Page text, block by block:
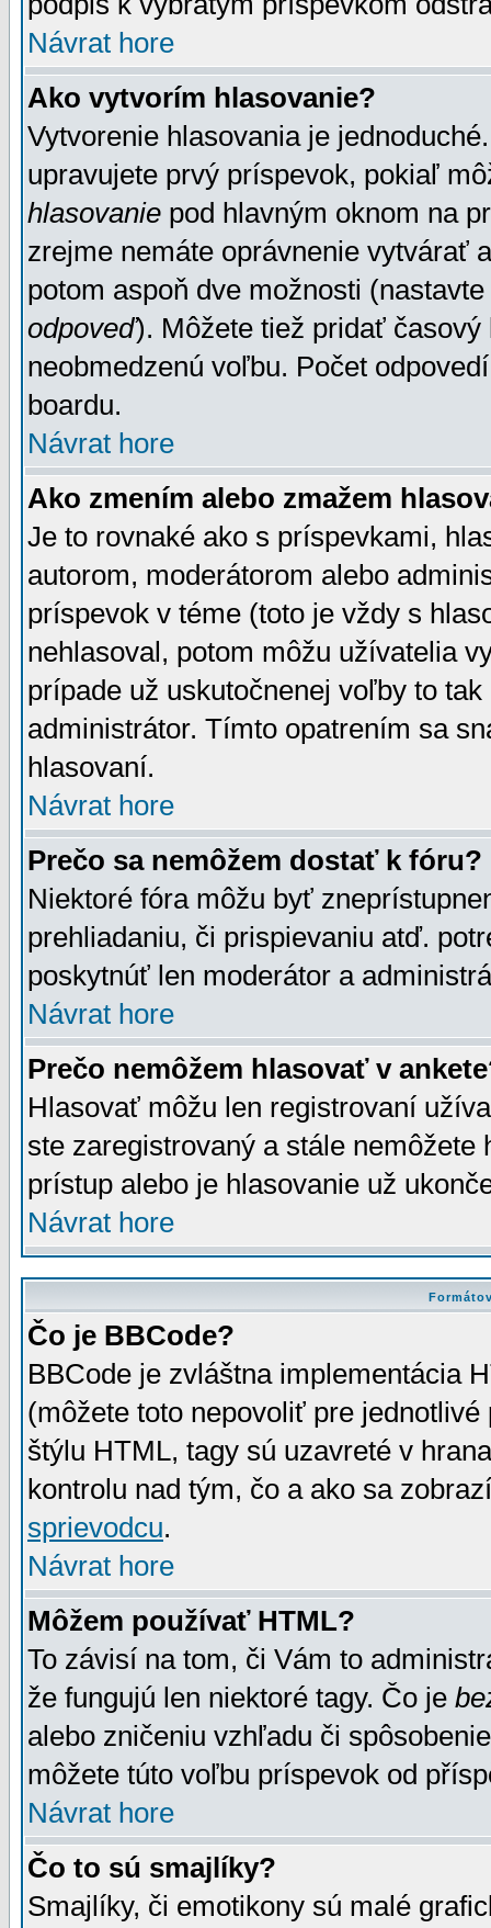
Návrat hore
Ako vytvorím hlasovanie?
Vytvorenie hlasovania je
upravujete prvý príspevok, pokiaľ
hlasovanie pod hlavným oknom na
zrejme nemáte oprávnenie vytvárať
potom aspoň dve možnosti
odpoveď). Môžete tiež pridať
neobmedzenú voľbu. Počet
boardu.
Návrat hore
Ako zmením alebo zmažem
Je to rovnaké ako s príspevkami,
autorom, moderátorom alebo
príspevok v téme (toto je vždy s
nehlasoval, potom môžu užívatelia
prípade už uskutočnenej voľby to
administrátor. Tímto opatrením sa
hlasovaní.
Návrat hore
Prečo sa nemôžem dostať k fóru?
Niektoré fóra môžu byť
prehliadaniu, či prispievaniu atď.
poskytnúť len moderátor a
Návrat hore
Prečo nemôžem hlasovať v
Hlasovať môžu len registrovaní
ste zaregistrovaný a stále
prístup alebo je hlasovanie už
Návrat hore
Čo je BBCode?
BBCode je zvláštna implementácia
(môžete toto nepovoliť pre
štýlu HTML, tagy sú uzavreté v
kontrolu nad tým, čo a ako sa
sprievodcu.
Návrat hore
Môžem používať HTML?
To závisí na tom, či Vám to
že fungujú len niektoré tagy. Čo je
alebo zničeniu vzhľadu či
môžete túto voľbu príspevok od
Návrat hore
Čo to sú smajlíky?
Smajlíky, či emotikony sú malé